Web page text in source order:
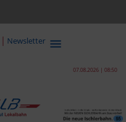
| Newsletter
07.08.2026 | 08:50